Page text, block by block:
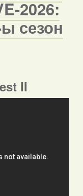
2026:
сезон
II